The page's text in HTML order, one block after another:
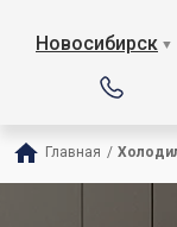
Новосибирск ▼
Главная /